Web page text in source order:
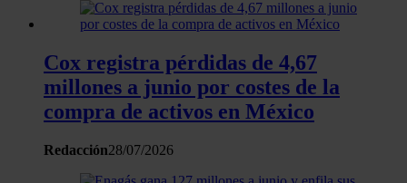
Cox registra pérdidas de 4,67
millones a junio por costes de la
compra de activos en México
Redacción28/07/2026